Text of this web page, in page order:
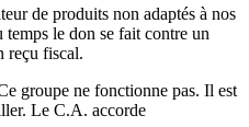
de produits non adaptés à nos
temps le don se fait contre un
reçu fiscal.
groupe ne fonctionne pas. Il est
Le C.A. accorde